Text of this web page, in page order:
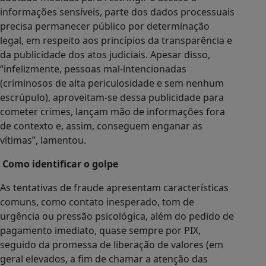
informações sensíveis, parte dos dados processuais
precisa permanecer público por determinação
legal, em respeito aos princípios da transparência e
da publicidade dos atos judiciais. Apesar disso,
“infelizmente, pessoas mal-intencionadas
(criminosos de alta periculosidade e sem nenhum
escrúpulo), aproveitam-se dessa publicidade para
cometer crimes, lançam mão de informações fora
de contexto e, assim, conseguem enganar as
vítimas”, lamentou.
Como identificar o golpe
As tentativas de fraude apresentam características
comuns, como contato inesperado, tom de
urgência ou pressão psicológica, além do pedido de
pagamento imediato, quase sempre por PIX,
seguido da promessa de liberação de valores (em
geral elevados, a fim de chamar a atenção das